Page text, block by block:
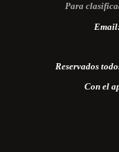
Para
Reservados
Con el